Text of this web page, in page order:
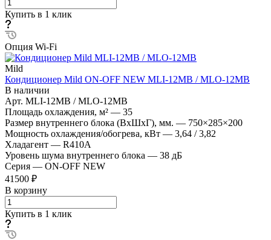
Купить в 1 клик
Опция Wi-Fi
Mild
Кондиционер Mild ON-OFF NEW MLI-12MB / MLO-12MB
В наличии
Арт. MLI-12MB / MLO-12MB
Площадь охлаждения, м² — 35
Размер внутреннего блока (ВхШхГ), мм. — 750×285×200
Мощность охлаждения/обогрева, кВт — 3,64 / 3,82
Хладагент — R410A
Уровень шума внутреннего блока — 38 дБ
Серия — ON-OFF NEW
41500 ₽
В корзину
Купить в 1 клик